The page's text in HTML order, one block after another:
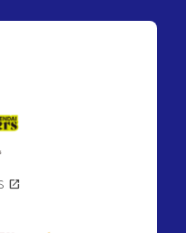
open_in_new